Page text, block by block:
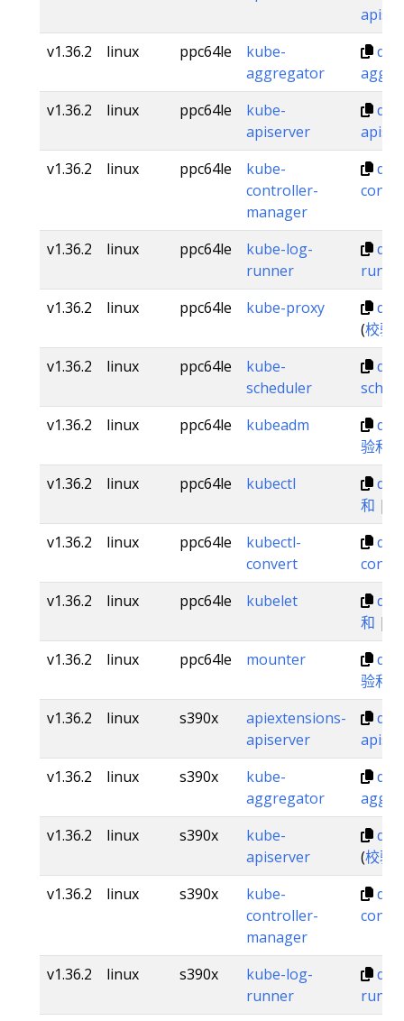
v1.36.2
linux ppc64le
kube-
aggregator
v1.36.2
linux ppc64le
kube-
apiserver
v1.36.2
linux ppc64le
kube-
controller-
manager
v1.36.2 linux ppc64le
kube-log-
runner
v1.36.2
linux ppc64le kube-proxy
(校验
v1.36.2
linux ppc64le
kube-
scheduler
v1.36.2
linux ppc64le kubeadm
验和
v1.36.2
linux ppc64le kubectl
和 |
v1.36.2
linux ppc64le
kubectl-
convert
v1.36.2
linux ppc64le kubelet
和 |
v1.36.2
linux ppc64le mounter
验和
v1.36.2
linux s390x
apiextensions-
apiserver
v1.36.2
linux s390x
kube-
aggregator
v1.36.2
linux s390x
kube-
apiserver
(校验
v1.36.2
linux s390x
kube-
controller-
manager
v1.36.2 linux s390x
kube-log-
runner